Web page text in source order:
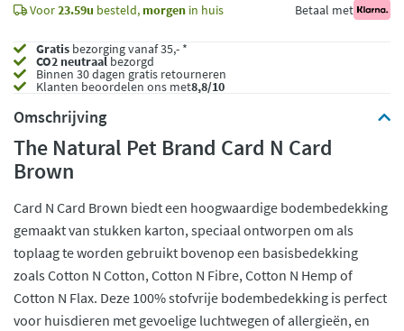
Voor23.59u besteld, morgen in huis Betaal met
Gratis bezorging vanaf 35,- *
CO2 neutraalbezorgd
Binnen 30 dagen gratis retourneren
Klanten beoordelen ons met8,8/10
Omschrijving
The Natural Pet Brand Card N Card
Brown
Card N Card Brown biedt een hoogwaardige bodembedekking
gemaakt van stukken karton, speciaal ontworpen om als
toplaag te worden gebruikt bovenop een basisbedekking
zoals Cotton N Cotton, Cotton N Fibre, Cotton N Hemp of
Cotton N Flax. Deze 100% stofvrije bodembedekking is perfect
voor huisdieren met gevoelige luchtwegen of allergieën, en